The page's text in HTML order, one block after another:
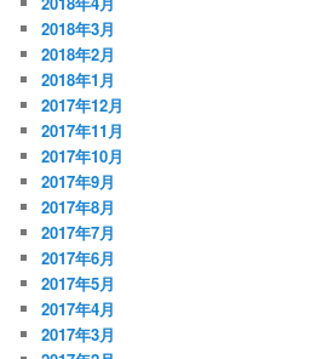
2018年3月
2018年2月
2018年1月
2017年12月
2017年11月
2017年10月
2017年9月
2017年8月
2017年7月
2017年6月
2017年5月
2017年4月
2017年3月